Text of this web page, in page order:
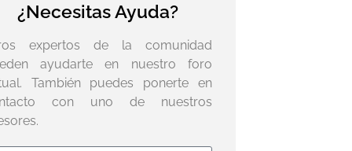
¿Necesitas Ayuda?
expertos de la comunidad
ayudarte en nuestro foro
También puedes ponerte en
con uno de nuestros